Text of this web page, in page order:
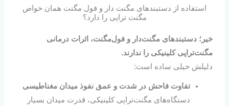
استفاده از دستبندهای مگنت دار و فول مگنت همان خواص
مگنت تراپی را دارد؟
خیر؛ دستبندهای مگنت‌دار و فول‌مگنت‌، اثرات درمانی
مگنت‌تراپی کلینیکی را ندارند.
دلیلش خیلی ساده است:
تفاوت فاحش در شدت و عمق نفوذ میدان مغناطیسی
دستگاه‌های مگنت‌تراپی کلینیکی، قدرت میدان بسیار